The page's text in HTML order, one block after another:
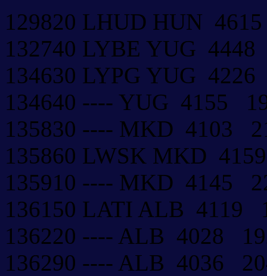
129820 LHUD HUN
132740 LYBE YUG
134630 LYPG YUG
134640 ---- YUG 4155
135830 ---- MKD 4103
135860 LWSK MKD
135910 ---- MKD 4145
136150 LATI ALB 4119
136220 ---- ALB 4028
136290 ---- ALB 4036